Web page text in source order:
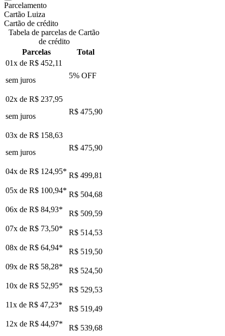
Parcelamento
Cartão Luiza
Cartão de crédito
Tabela de parcelas de Cartão
de crédito
Parcelas
Total
01x de R$ 452,11
sem juros
5% OFF
02x de R$ 237,95
sem juros
R$ 475,90
03x de R$ 158,63
sem juros
R$ 475,90
04x de R$ 124,95* R$ 499,81
05x de R$ 100,94* R$ 504,68
06x de R$ 84,93*
R$ 509,59
07x de R$ 73,50*
R$ 514,53
08x de R$ 64,94*
R$ 519,50
09x de R$ 58,28*
R$ 524,50
10x de R$ 52,95*
R$ 529,53
11x de R$ 47,23*
R$ 519,49
12x de R$ 44,97* R$ 539,68